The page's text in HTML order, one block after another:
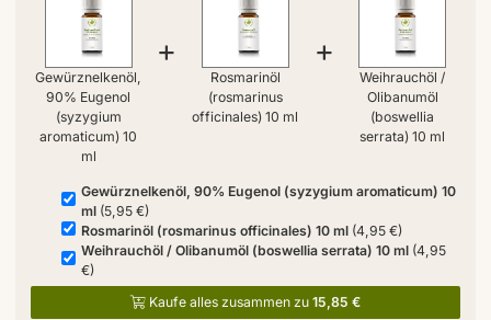
Gewürznelkenöl,
90% Eugenol
(syzygium
aromaticum) 10
ml
+
Rosmarinöl
(rosmarinus
officinales) 10 ml
+
Weihrauchöl /
Olibanumöl
(boswellia
serrata) 10 ml
Gewürznelkenöl, 90% Eugenol (syzygium aromaticum) 10
ml(5,95 €)
Rosmarinöl (rosmarinus officinales) 10 ml(4,95 €)
Weihrauchöl / Olibanumöl (boswellia serrata) 10 ml(4,95
€)
Kaufe alles zusammen zu 15,85 €